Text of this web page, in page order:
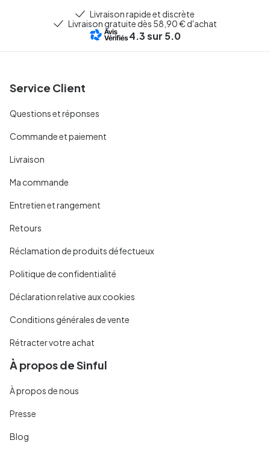
Livraison rapide et discrète
Livraison gratuite dès 58,90 € d'achat
4.3sur 5.0
Service Client
Questions et réponses
Commande et paiement
Livraison
Ma commande
Entretien et rangement
Retours
Réclamation de produits défectueux
Politique de confidentialité
Déclaration relative aux cookies
Conditions générales de vente
Rétracter votre achat
À propos de Sinful
À propos de nous
Presse
Blog